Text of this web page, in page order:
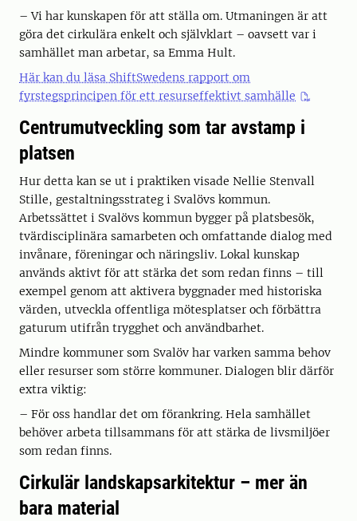
– Vi har kunskapen för att ställa om. Utmaningen är att
göra det cirkulära enkelt och självklart – oavsett var i
samhället man arbetar, sa Emma Hult.
Här kan du läsa ShiftSwedens rapport om
fyrstegsprincipen för ett resurseffektivt samhälle
Centrumutveckling som tar avstamp i
platsen
Hur detta kan se ut i praktiken visade Nellie Stenvall
Stille, gestaltningsstrateg i Svalövs kommun.
Arbetssättet i Svalövs kommun bygger på platsbesök,
tvärdisciplinära samarbeten och omfattande dialog med
invånare, föreningar och näringsliv. Lokal kunskap
används aktivt för att stärka det som redan finns – till
exempel genom att aktivera byggnader med historiska
värden, utveckla offentliga mötesplatser och förbättra
gaturum utifrån trygghet och användbarhet.
Mindre kommuner som Svalöv har varken samma behov
eller resurser som större kommuner. Dialogen blir därför
extra viktig:
– För oss handlar det om förankring. Hela samhället
behöver arbeta tillsammans för att stärka de livsmiljöer
som redan finns.
Cirkulär landskapsarkitektur – mer än
bara material